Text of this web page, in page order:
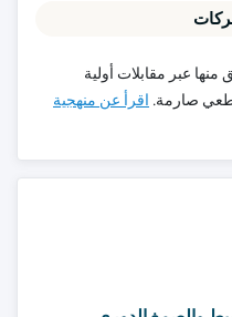
عبر مقابلات أولية
صارمة. اقرأ عن منهجية